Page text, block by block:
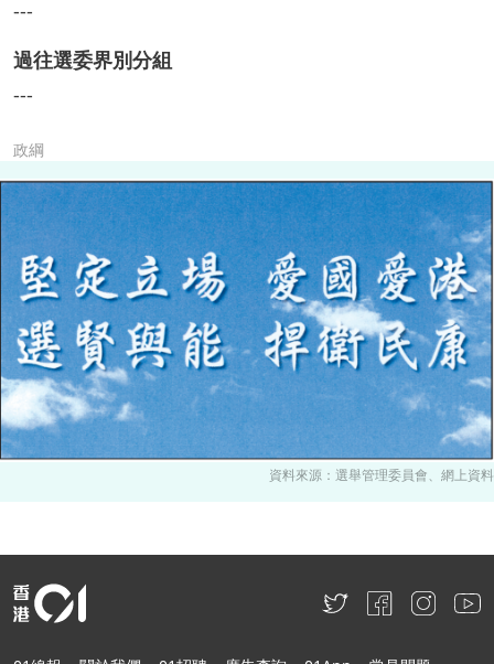
---
過往選委界別分組
---
政綱
資料來源：選舉管理委員會、網上資料